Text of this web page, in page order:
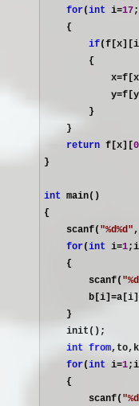
for(int i=17
    {
if
        {
            x
=
            y
=
        }
    }
return f[x][0
}
int main()
{
    scanf(
"%d%d "
for(int i=1
    {
        scanf(
"%d
        b[i]
=
    }
    init();
int from
for(int i=1
    {
        scanf(
"